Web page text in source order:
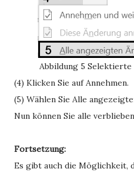
Abbildung 5 Selektierte
(4) Klicken Sie aufAnnehmen.
(5) Wählen Sie Alle
Nun können Sie alle
Fortsetzung:
Es gibt auch die Möglichkeit,